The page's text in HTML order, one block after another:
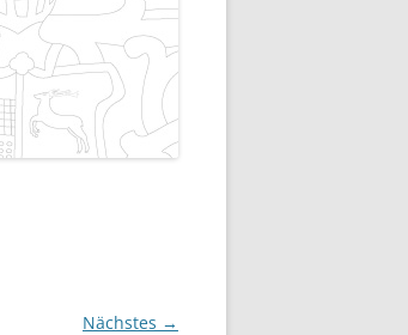
Nächstes →